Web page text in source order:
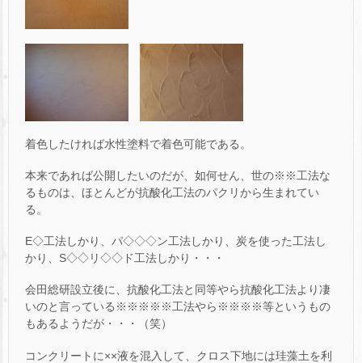
着色したければ水性塗料で着色可能である。
本来であれば公開したいのだが、如何せん、世の※※工法な
るものは、ほとんどが抗酸化工法のパクリから生まれてい
る。
E◇工法しかり、パ◇◇◇ン工法しかり、炭を使った工法し
かり、S◇◇リ◇◇ド工法しかり・・・
会田総研設立後に、抗酸化工法と同等やら抗酸化工法より凄
いのと言っている※※※※※工法やら※※※※等というもの
もあるようだが・・・（笑）
コンクリートに××液を混入して、クロス下地には珪藻土を利